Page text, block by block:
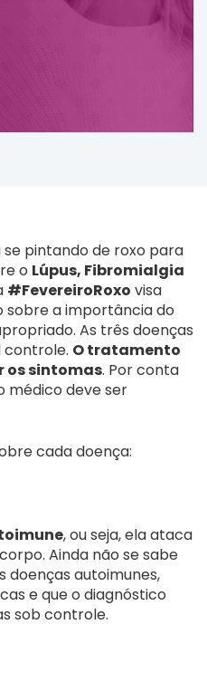
pintando de roxo para
o Lúpus, Fibromialgia
#FevereiroRoxo visa
sobre a importância do
As três doenças
controle. O tratamento
os sintomas. Por conta
médico deve ser
cada doença:
, ou seja, ela ataca
Ainda não se sabe
doenças autoimunes,
e que o diagnóstico
sob controle.